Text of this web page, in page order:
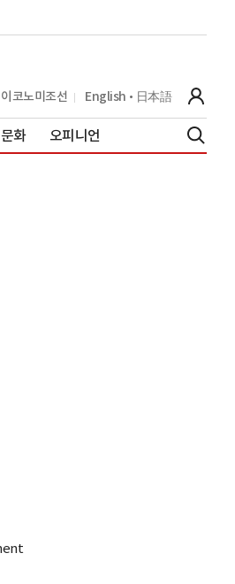
이코노미조선 English 日本語
문화 오피니언